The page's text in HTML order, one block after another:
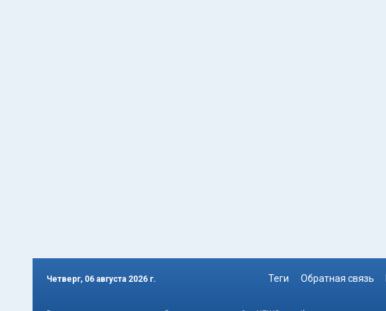
Четверг, 06 августа 2026 г. Теги Обратная связь